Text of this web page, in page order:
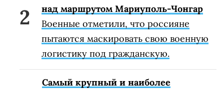
над маршрутом Мариуполь-Чонгар
Военные отметили, что россияне
пытаются маскировать свою военную
логистику под гражданскую.
Самый крупный и наиболее